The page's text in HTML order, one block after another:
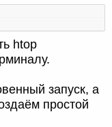
htop
запуск, а
простой